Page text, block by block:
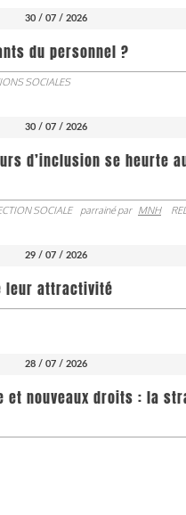
30 / 07 / 2026
du personnel ?
SOCIALES
30 / 07 / 2026
d’inclusion se heurte
SOCIALE parrainé par MNH
29 / 07 / 2026
leur attractivité
28 / 07 / 2026
nouveaux droits : la